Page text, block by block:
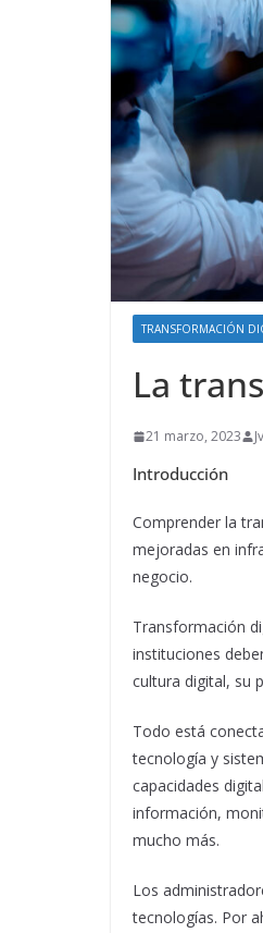
TRANSFORMACIÓN
La
21 marzo, 2023
Introducción
Comprender la
mejoradas en
negocio.
Transformación
instituciones
cultura digital, su
Todo está
tecnología y
capacidades
información,
mucho más.
Los
tecnologías. Por